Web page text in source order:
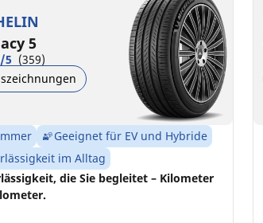
5
5 (359)
Geeignet für EV und Hybride
im Alltag
die Sie begleitet – Kilometer